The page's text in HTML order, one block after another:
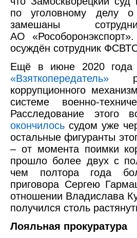
по уголовному делу
замешаны
АО
осуждён сотрудник
Ещё в июне 2020 года
«Взяткопередатель»
коррупционного
системе военно-
Расследование этого
окончилось судом уже
остальные фигуранты
– от момента поимки
прошло более двух с
чем полтора года
приговора Сергею
отношении Владислава
получился столь
Лояльная прокуратура